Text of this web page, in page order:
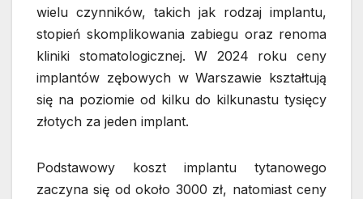
wielu czynników, takich jak rodzaj implantu,
stopień skomplikowania zabiegu oraz renoma
kliniki stomatologicznej. W 2024 roku ceny
implantów zębowych w Warszawie kształtują
się na poziomie od kilku do kilkunastu tysięcy
złotych za jeden implant.
Podstawowy koszt implantu tytanowego
zaczyna się od około 3000 zł, natomiast ceny